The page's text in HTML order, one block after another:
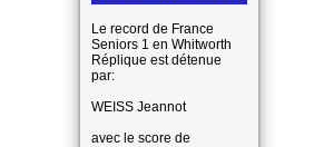
Le record de France
Seniors 1 en Whitworth
Réplique est détenue
par:
WEISS Jeannot
avec le score de